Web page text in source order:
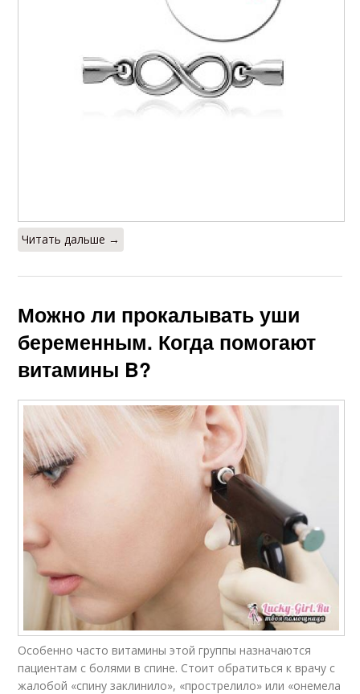
Читать дальше →
Можно ли прокалывать уши
беременным. Когда помогают
витамины B?
Особенно часто витамины этой группы назначаются
пациентам с болями в спине. Стоит обратиться к врачу с
жалобой «спину заклинило», «прострелило» или «онемела